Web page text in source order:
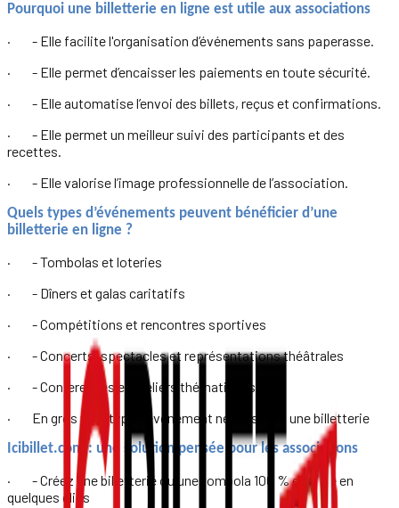
Pourquoi une billetterie en ligne est utile aux associations
· - Elle facilite l'organisation d’événements sans paperasse.
· - Elle permet d’encaisser les paiements en toute sécurité.
· - Elle automatise l’envoi des billets, reçus et confirmations.
· - Elle permet un meilleur suivi des participants et des
recettes.
· - Elle valorise l’image professionnelle de l’association.
Quels types d’événements peuvent bénéficier d’une
billetterie en ligne ?
· - Tombolas et loteries
· - Dîners et galas caritatifs
· - Compétitions et rencontres sportives
· - Concerts, spectacles et représentations théâtrales
· - Conferences et ateliers thématiques
· En gros tout type d’événement nécessitant une billetterie
Icibillet.com : une solution pensée pour les associations
· - Créez une billetterie ou une tombola 100 % en ligne en
quelques clics